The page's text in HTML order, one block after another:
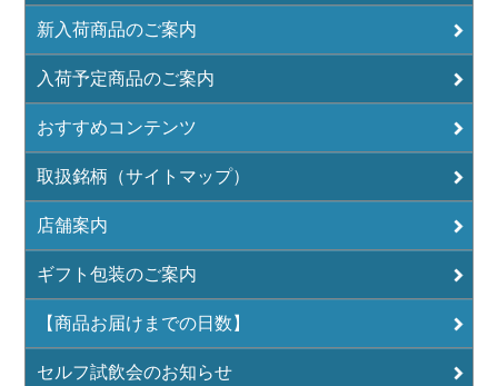
新入荷商品のご案内
入荷予定商品のご案内
おすすめコンテンツ
取扱銘柄（サイトマップ）
店舗案内
ギフト包装のご案内
【商品お届けまでの日数】
セルフ試飲会のお知らせ